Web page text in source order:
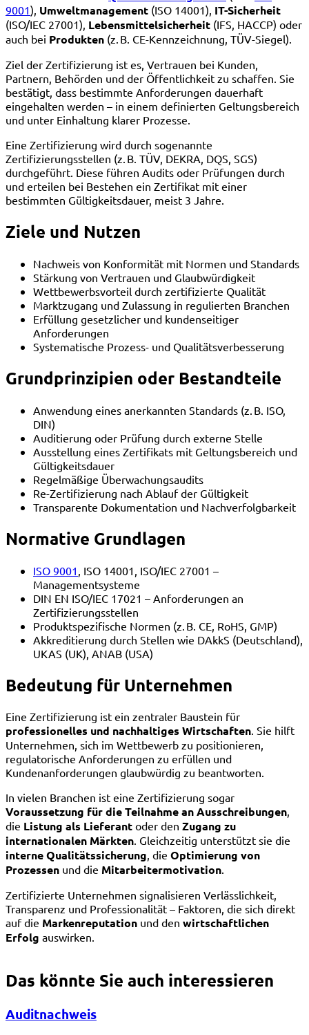
9001), Umweltmanagement (ISO 14001), IT-Sicherheit
(ISO/IEC 27001), Lebensmittelsicherheit (IFS, HACCP) oder
auch bei Produkten (z. B. CE-Kennzeichnung, TÜV-Siegel).
Ziel der Zertifizierung ist es, Vertrauen bei Kunden,
Partnern, Behörden und der Öffentlichkeit zu schaffen. Sie
bestätigt, dass bestimmte Anforderungen dauerhaft
eingehalten werden – in einem definierten Geltungsbereich
und unter Einhaltung klarer Prozesse.
Eine Zertifizierung wird durch sogenannte
Zertifizierungsstellen (z. B. TÜV, DEKRA, DQS, SGS)
durchgeführt. Diese führen Audits oder Prüfungen durch
und erteilen bei Bestehen ein Zertifikat mit einer
bestimmten Gültigkeitsdauer, meist 3 Jahre.
Ziele und Nutzen
Nachweis von Konformität mit Normen und Standards
Stärkung von Vertrauen und Glaubwürdigkeit
Wettbewerbsvorteil durch zertifizierte Qualität
Marktzugang und Zulassung in regulierten Branchen
Erfüllung gesetzlicher und kundenseitiger
Anforderungen
Systematische Prozess- und Qualitätsverbesserung
Grundprinzipien oder Bestandteile
Anwendung eines anerkannten Standards (z. B. ISO,
DIN)
Auditierung oder Prüfung durch externe Stelle
Ausstellung eines Zertifikats mit Geltungsbereich und
Gültigkeitsdauer
Regelmäßige Überwachungsaudits
Re-Zertifizierung nach Ablauf der Gültigkeit
Transparente Dokumentation und Nachverfolgbarkeit
Normative Grundlagen
ISO 9001 , ISO 14001, ISO/IEC 27001 –
Managementsysteme
DIN EN ISO/IEC 17021 – Anforderungen an
Zertifizierungsstellen
Produktspezifische Normen (z. B. CE, RoHS, GMP)
Akkreditierung durch Stellen wie DAkkS (Deutschland),
UKAS (UK), ANAB (USA)
Bedeutung für Unternehmen
Eine Zertifizierung ist ein zentraler Baustein für
professionelles und nachhaltiges Wirtschaften. Sie hilft
Unternehmen, sich im Wettbewerb zu positionieren,
regulatorische Anforderungen zu erfüllen und
Kundenanforderungen glaubwürdig zu beantworten.
In vielen Branchen ist eine Zertifizierung sogar
Voraussetzung für die Teilnahme an Ausschreibungen,
die Listung als Lieferant oder den Zugang zu
internationalen Märkten. Gleichzeitig unterstützt sie die
interne Qualitätssicherung, die Optimierung von
Prozessen und die Mitarbeitermotivation.
Zertifizierte Unternehmen signalisieren Verlässlichkeit,
Transparenz und Professionalität – Faktoren, die sich direkt
auf die Markenreputation und den wirtschaftlichen
Erfolg auswirken.
Das könnte Sie auch interessieren
Auditnachweis